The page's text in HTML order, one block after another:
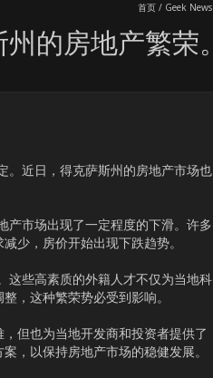
首页 / Geek News
的房地产繁荣。
。近日，得克萨斯州的房地产市场也
产市场出现了一定程度的下滑。许多
少，房价开始出现下跌趋势。
这些高素质的外籍人才不仅为当地科
，这种繁荣势必受到影响。
但也为当地开发商和投资者提供了
，以保持房地产市场的稳健发展。